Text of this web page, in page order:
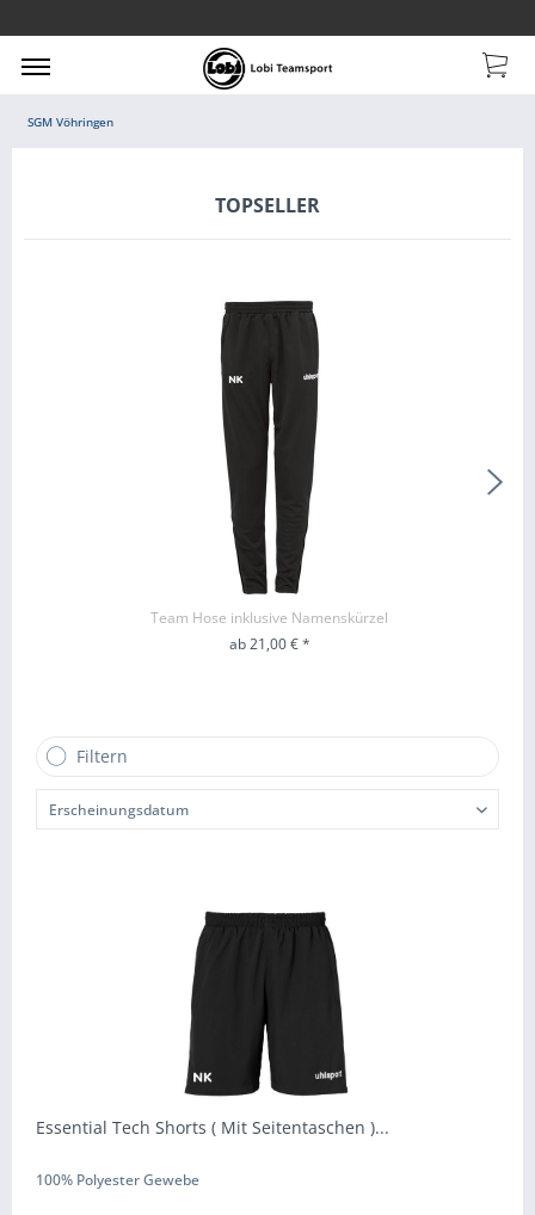
SGM Vöhringen
TOPSELLER
Team Hose inklusive Namenskürzel
ab 21,00 € *
Filtern
Essential Tech Shorts ( Mit Seitentaschen )...
100% Polyester Gewebe